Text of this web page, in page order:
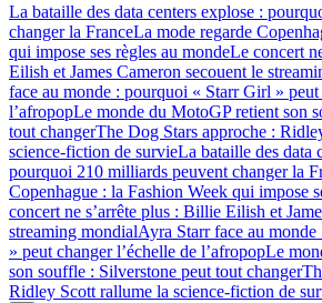
La bataille des data centers explose :
changer la FranceLa mode regarde
qui impose ses règles au mondeLe concert
Eilish et James Cameron secouent le
face au monde : pourquoi « Starr Girl » peut
l’afropopLe monde du MotoGP retient son
tout changerThe Dog Stars approche :
science-fiction de survieLa bataille des data
pourquoi 210 milliards peuvent changer la
Copenhague : la Fashion Week qui impose
concert ne s’arrête plus : Billie Eilish et
streaming mondialAyra Starr face au
» peut changer l’échelle de l’afropopLe
son souffle : Silverstone peut tout changer
Ridley Scott rallume la science-fiction de